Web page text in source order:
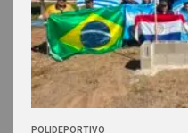
POLIDEPORTIVO